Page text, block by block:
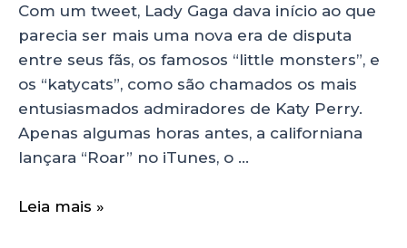
Com um tweet, Lady Gaga dava início ao que
parecia ser mais uma nova era de disputa
entre seus fãs, os famosos “little monsters”, e
os “katycats”, como são chamados os mais
entusiasmados admiradores de Katy Perry.
Apenas algumas horas antes, a californiana
lançara “Roar” no iTunes, o …
Leia mais »